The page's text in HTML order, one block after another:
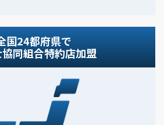
国24都府県で
同組合特約店加盟